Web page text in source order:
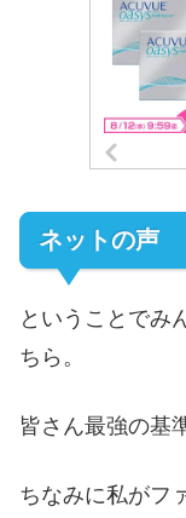
ネットの声
ということでみ
ちら。
皆さん最強の基
ちなみに私がフ